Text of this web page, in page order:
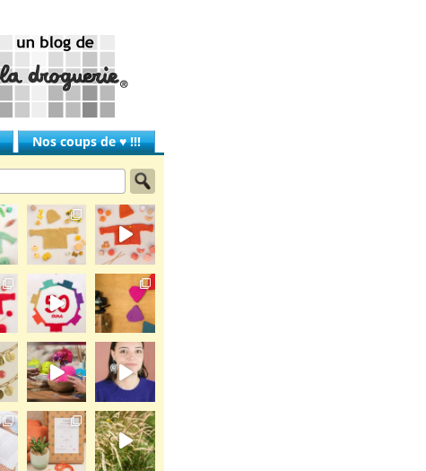
Nos coups de ♥ !!!